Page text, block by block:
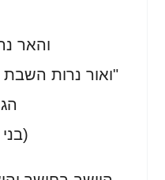
והאר
"ואור נרות